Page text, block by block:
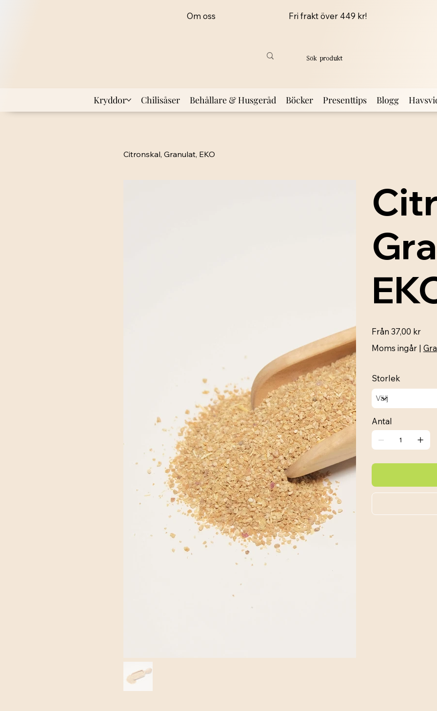
Om oss Fri frakt över 449 kr!
Kryddor Chilisåser Behållare & Husgeråd Böcker Presenttips Blogg
Citronskal, Granulat, EKO
Från Pris
37,00 kr
Moms ingår |
Storlek
Antal